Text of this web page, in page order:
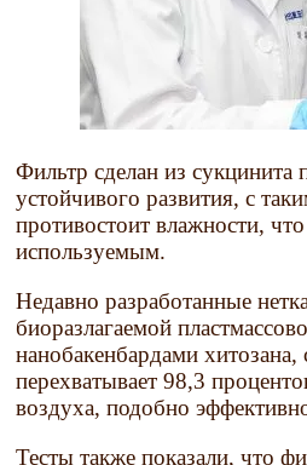
Фильтр сделан из сукцинита
устойчивого развития, с
противостоит влажности,
используемым.
Недавно разработанные
биоразлагаемой
нанобакенбардами
перехватывает 98,3
воздуха, подобно
Тесты также показали, что